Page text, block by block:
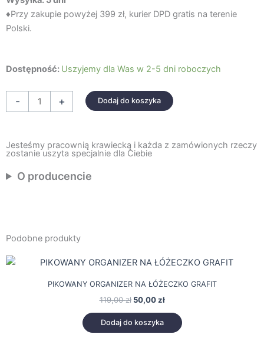
♦Przy zakupie powyżej 399 zł, kurier DPD gratis na terenie
Polski.
Dostępność: Uszyjemy dla Was w 2-5 dni roboczych
-
ilość
FALBANKĄ
KORONKĄ
SZARA
+ Dodaj do koszyka
Jesteśmy pracownią krawiecką i każda z zamówionych rzeczy
zostanie uszyta specjalnie dla Ciebie
O producencie
Podobne produkty
PIKOWANY ORGANIZER NA ŁÓŻECZKO GRAFIT
119,00zł
Pierwotna
wynosiła:
119,00 zł.
50,00zł
Aktualna
wynosi:
50,00 zł.
Dodaj do koszyka